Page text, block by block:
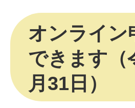
オンライン
できます（
月31日）